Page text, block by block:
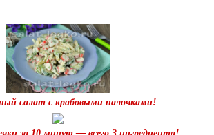
салат с крабовыми палочками!